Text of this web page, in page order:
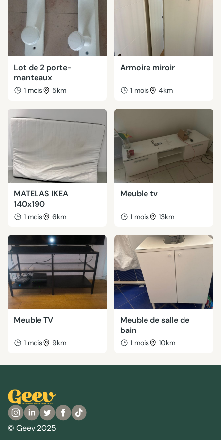
Lot de 2 porte-
manteaux
1 mois 5km
Armoire miroir
1 mois 4km
MATELAS IKEA
140x190
1 mois 6km
Meuble tv
1 mois 13km
Meuble TV
1 mois 9km
Meuble de salle de
bain
1 mois 10km
© Geev 2025